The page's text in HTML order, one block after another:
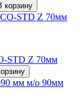
корзину
STD Z 70мм